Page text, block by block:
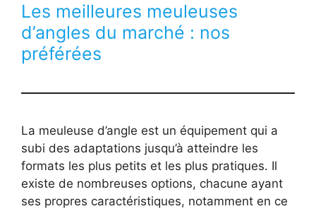
Les meilleures meuleuses
d’angles du marché : nos
préférées
La meuleuse d’angle est un équipement qui a
subi des adaptations jusqu’à atteindre les
formats les plus petits et les plus pratiques. Il
existe de nombreuses options, chacune ayant
ses propres caractéristiques, notamment en ce